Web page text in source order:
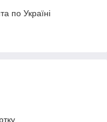
по Україні